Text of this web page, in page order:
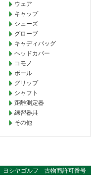
ウェア
キャップ
シューズ
グローブ
キャディバッグ
ヘッドカバー
コモノ
ボール
グリップ
シャフト
距離測定器
練習器具
その他
ヨシヤゴルフ 古物商許可番号